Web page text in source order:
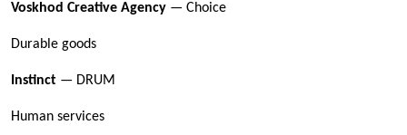
Voskhod Creative Agency — Choice
Durable goods
Instinct — DRUM
Human services